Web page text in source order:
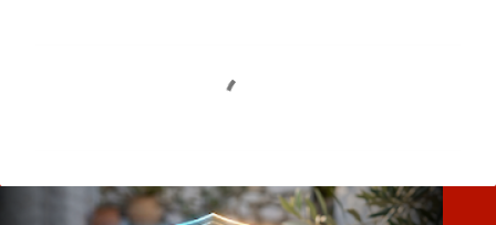
λ